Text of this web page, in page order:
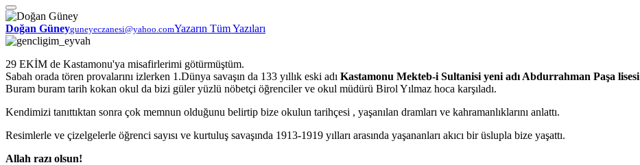
Doğan Güneyguneyeczanesi@yahoo.comYazarın Tüm Yazıları
29 EKİM de Kastamonu'ya misafirlerimi götürmüştüm.
Sabah orada tören provalarını izlerken 1.Dünya savaşın da 133 yıllık eski adı Kastamonu Mekteb-i Sultanisi yeni adı Abdurrahman Paşa lisesi
Buram buram tarih kokan okul da bizi güler yüzlü nöbetçi öğrenciler ve okul müdürü Birol Yılmaz hoca karşıladı.
Kendimizi tanıttıktan sonra çok memnun olduğunu belirtip bize okulun tarihçesi , yaşanılan dramları ve kahramanlıklarını anlattı.
Resimlerle ve çizelgelerle öğrenci sayısı ve kurtuluş savaşında 1913-1919 yılları arasında yaşananları akıcı bir üslupla bize yaşattı.
Allah razı olsun!